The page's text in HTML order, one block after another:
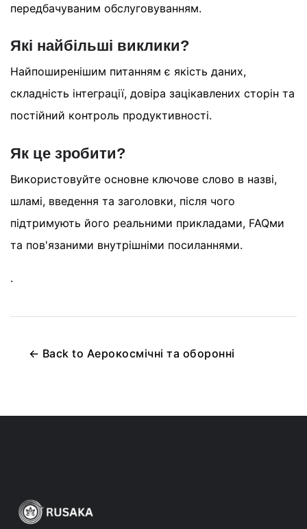
передбачуваним обслуговуванням.
Які найбільші виклики?
Найпоширенішим питанням є якість даних,
складність інтеграції, довіра зацікавлених сторін та
постійний контроль продуктивності.
Як це зробити?
Використовуйте основне ключове слово в назві,
шламі, введення та заголовки, після чого
підтримують його реальними прикладами, FAQми
та пов'язаними внутрішніми посиланнями.
.
← Back to Аерокосмічні та оборонні